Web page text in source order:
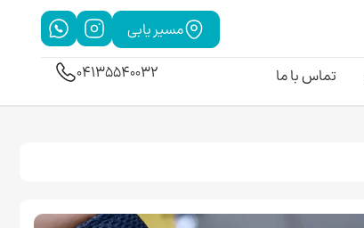
مسیر یابی
تماس با ما 04135540032